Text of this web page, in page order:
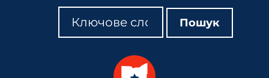
Пошук
Пошук Пошук